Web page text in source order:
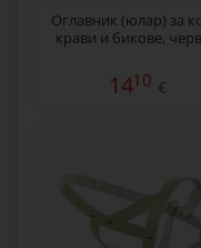
Оглавник (юлар) за
крави и бикове,
1410 €